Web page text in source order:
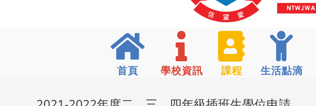
首頁 學校資訊 課程 生活點滴